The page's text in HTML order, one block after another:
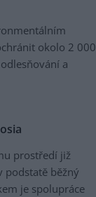
okolo 2 000
a
prostředí již
podstatě běžný
je spolupráce